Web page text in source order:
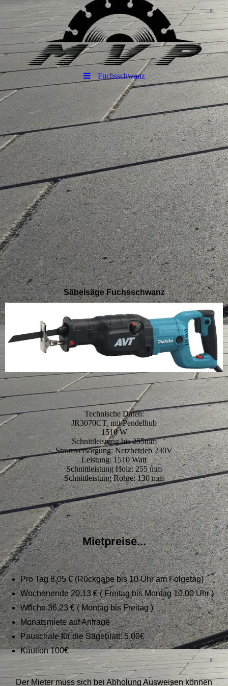
Fuchsschwanz
Säbelsäge Fuchsschwanz
Technische Daten:
JR3070CT, mit Pendelhub
1510 W
Schnittleistung bis 255mm
Stromversorgung: Netzbetrieb 230V
Leistung: 1510 Watt
Schnittleistung Holz: 255 mm
Schnittleistung Rohre: 130 mm
Mietpreise...
Pro Tag 8,05 € (Rückgabe bis 10 Uhr am Folgetag)
Wochenende 20,13 € ( Freitag bis Montag 10.00 Uhr )
Woche 36,23 € ( Montag bis Freitag )
Monatsmiete auf Anfrage
Pauschale für die Sägeblatt: 5,00€
Kaution 100€
Der Mieter muss sich bei Abholung Ausweisen können